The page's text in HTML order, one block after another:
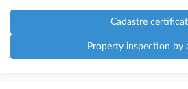
Cadastre
Property inspection by